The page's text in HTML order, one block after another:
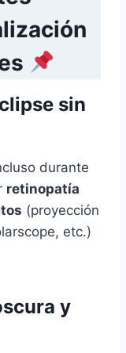
sin
durante
retinopatía
(proyección
etc.)
y